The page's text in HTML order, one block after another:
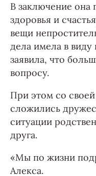
В заключение она
здоровья и
вещи
дела имела в виду
заявила, что
вопросу.
При этом со
сложились
ситуации
друга.
«Мы по жизни
Алекса.